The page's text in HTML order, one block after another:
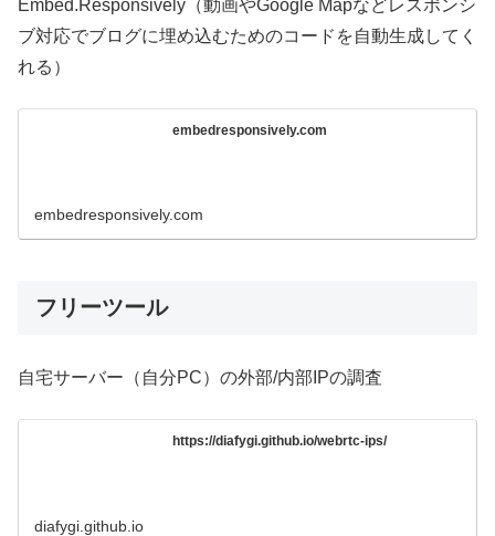
Embed.Responsively（動画やGoogle Mapなどレスポンシ
ブ対応でブログに埋め込むためのコードを自動生成してく
れる）
embedresponsively.com
embedresponsively.com
フリーツール
自宅サーバー（自分PC）の外部/内部IPの調査
https://diafygi.github.io/webrtc-ips/
diafygi.github.io